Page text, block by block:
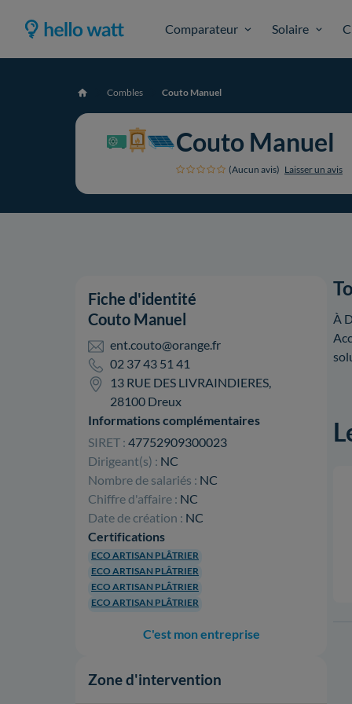
Comparateur Solaire
Accueil Combles Couto Manuel
Couto Manuel
(Aucun avis) Laisser un avis
Fiche d'identité
Couto Manuel
ent.couto@orange.fr
02 37 43 51 41
13 RUE DES LIVRAINDIERES,
28100 Dreux
Informations complémentaires
SIRET : 47752909300023
Dirigeant(s) : NC
Nombre de salariés : NC
Chiffre d'affaire : NC
Date de création : NC
Certifications
ECO ARTISAN PLÂTRIER
ECO ARTISAN PLÂTRIER
ECO ARTISAN PLÂTRIER
ECO ARTISAN PLÂTRIER
C'est mon entreprise
Zone d'intervention
À